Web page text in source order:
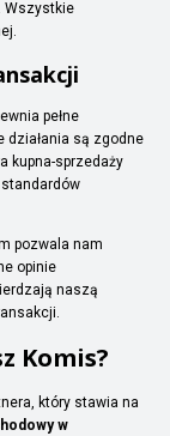
Wszystkie
pełne
działania są zgodne
kupna-sprzedaży
pozwala nam
opinie
naszą
Komis?
który stawia na
w